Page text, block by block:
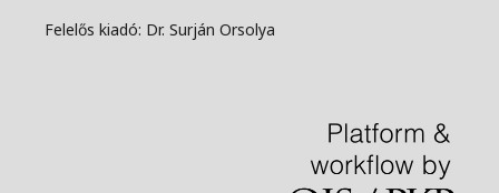
Felelős kiadó: Dr. Surján Orsolya